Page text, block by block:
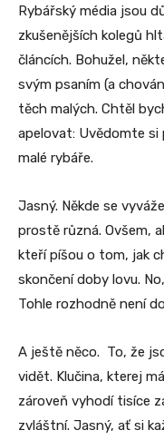
Rybářský média jsou
zkušenějších kolegů
článcích. Bohužel,
svým psaním (a
těch malých. Chtěl
apelovat: Uvědomte si
malé rybáře.
Jasný. Někde se
prostě různá. Ovšem,
kteří píšou o tom, jak
skončení doby lovu.
Tohle rozhodně není
A ještě něco. To, že
vidět. Klučina, kterej
zároveň vyhodí tisíce
zvláštní. Jasný, ať si